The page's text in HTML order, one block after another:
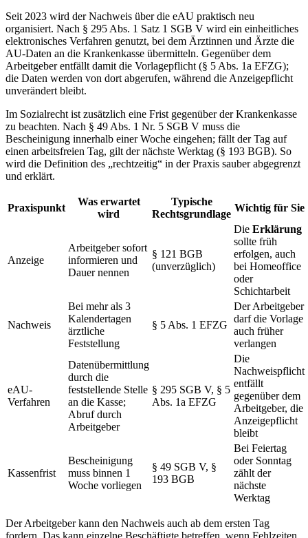
Seit 2023 wird der Nachweis über die eAU praktisch neu
organisiert. Nach § 295 Abs. 1 Satz 1 SGB V wird ein einheitliches
elektronisches Verfahren genutzt, bei dem Ärztinnen und Ärzte die
AU-Daten an die Krankenkasse übermitteln. Gegenüber dem
Arbeitgeber entfällt damit die Vorlagepflicht (§ 5 Abs. 1a EFZG);
die Daten werden von dort abgerufen, während die Anzeigepflicht
unverändert bleibt.
Im Sozialrecht ist zusätzlich eine Frist gegenüber der Krankenkasse
zu beachten. Nach § 49 Abs. 1 Nr. 5 SGB V muss die
Bescheinigung innerhalb einer Woche eingehen; fällt der Tag auf
einen arbeitsfreien Tag, gilt der nächste Werktag (§ 193 BGB). So
wird die Definition des „rechtzeitig“ in der Praxis sauber abgegrenzt
und erklärt.
Praxispunkt
Was erwartet
wird
Typische
Rechtsgrundlage
Wichtig für Sie
Anzeige
Arbeitgeber sofort
informieren und
Dauer nennen
§ 121 BGB
(unverzüglich)
Die Erklärung
sollte früh
erfolgen, auch
bei Homeoffice
oder
Schichtarbeit
Nachweis
Bei mehr als 3
Kalendertagen
ärztliche
Feststellung
§ 5 Abs. 1 EFZG
Der Arbeitgeber
darf die Vorlage
auch früher
verlangen
eAU-
Verfahren
Datenübermittlung
durch die
feststellende Stelle
an die Kasse;
Abruf durch
Arbeitgeber
§ 295 SGB V, § 5
Abs. 1a EFZG
Die
Nachweispflicht
entfällt
gegenüber dem
Arbeitgeber, die
Anzeigepflicht
bleibt
Kassenfrist
Bescheinigung
muss binnen 1
Woche vorliegen
§ 49 SGB V, §
193 BGB
Bei Feiertag
oder Sonntag
zählt der
nächste
Werktag
Der Arbeitgeber kann den Nachweis auch ab dem ersten Tag